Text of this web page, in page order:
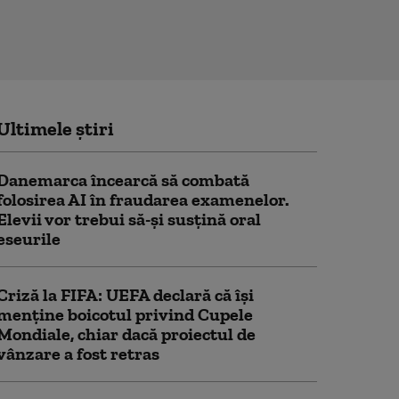
știri
încearcă să combată
AI în fraudarea examenelor.
vor trebui să-şi susţină oral
la FIFA: UEFA declară că îşi
boicotul privind Cupele
chiar dacă proiectul de
a fost retras